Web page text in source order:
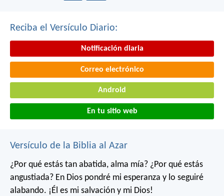
Reciba el Versículo Diario:
Notificación diaria
Correo electrónico
Android
En tu sitio web
Versículo de la Biblia al Azar
¿Por qué estás tan abatida, alma mía? ¿Por qué estás
angustiada? En Dios pondré mi esperanza y lo seguiré
alabando. ¡Él es mi salvación y mi Dios!